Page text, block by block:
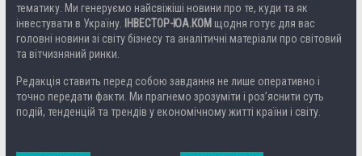
тематику. Ми генеруємо найсвіжіші новини про те, куди та як
інвестувати в Україну. ІНВЕСТОР-ЮА.КОМ щодня готує для вас
головні новини зі світу бізнесу та аналітичні матеріали про світовий
та вітчизняний ринки.
Редакція ставить перед собою завдання не лише оперативно і
точно передати факти. Ми прагнемо зрозуміти і роз’яснити суть
подій, тенденцій та трендів у економічному житті країни і світу.